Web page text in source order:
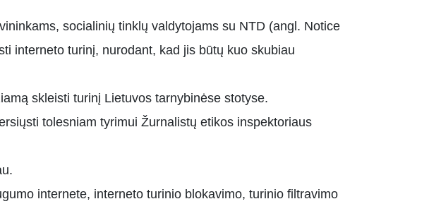
socialinių tinklų valdytojams su NTD (angl. Notice
interneto turinį, nurodant, kad jis būtų kuo skubiau
skleisti turinį Lietuvos tarnybinėse stotyse.
tolesniam tyrimui Žurnalistų etikos inspektoriaus
internete, interneto turinio blokavimo, turinio filtravimo